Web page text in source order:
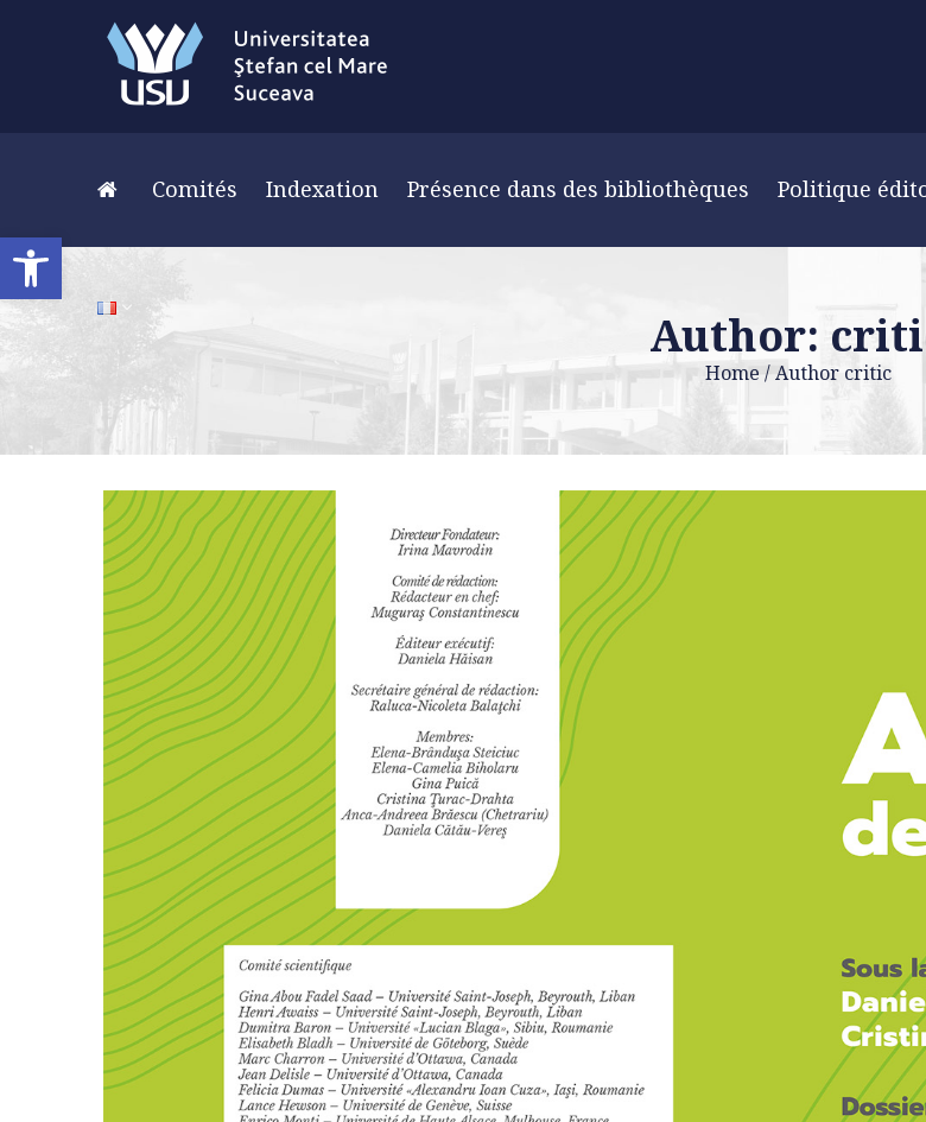
Ouvrir la barre d’outils
Comités Indexation Présence dans des bibliothèques Politique
Author:
Home /Author critic